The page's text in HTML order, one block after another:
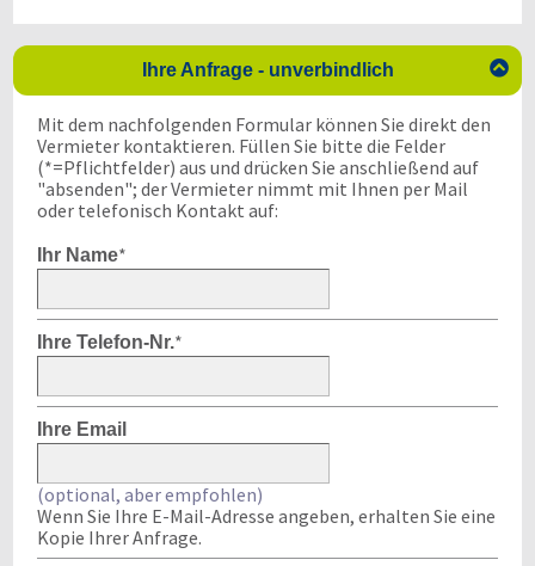
Ihre Anfrage - unverbindlich 
Mit dem nachfolgenden Formular können Sie direkt den
Vermieter kontaktieren. Füllen Sie bitte die Felder
(*=Pflichtfelder) aus und drücken Sie anschließend auf
"absenden"; der Vermieter nimmt mit Ihnen per Mail
oder telefonisch Kontakt auf:
Ihr Name*
Ihre Telefon-Nr.*
Ihre Email
(optional, aber empfohlen)
Wenn Sie Ihre E-Mail-Adresse angeben, erhalten Sie eine
Kopie Ihrer Anfrage.